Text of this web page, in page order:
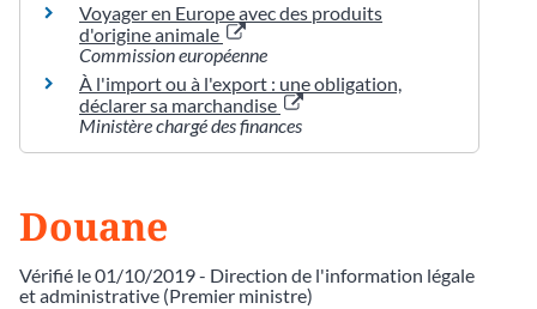
Voyager en Europe avec des produits
d'origine animale
Commission européenne
À l'import ou à l'export : une obligation,
déclarer sa marchandise
Ministère chargé des finances
Douane
Vérifié le 01/10/2019 - Direction de l'information légale
et administrative (Premier ministre)